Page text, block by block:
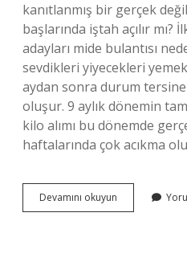
kanıtlanmış bir gerçek
başlarında iştah açılır mı?
adayları mide bulantısı
sevdikleri yiyecekleri
aydan sonra durum tersine
oluşur. 9 aylık dönemin
kilo alımı bu dönemde
haftalarında çok acıkma
Devamını okuyun
Yeme